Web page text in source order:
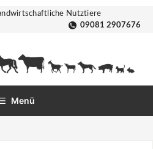
Nutztiere
09081 2907676
Menü